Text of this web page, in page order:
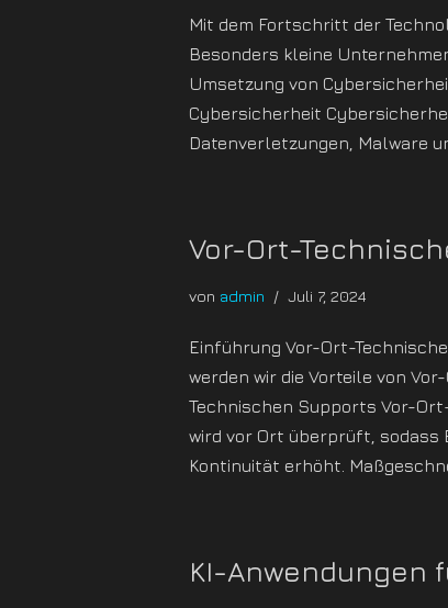
Mit dem Fortschritt der
Besonders kleine
Umsetzung von
Cybersicherheit
Datenverletzungen, Malware
Vor-Ort-
von admin Juli 7, 2024
Einführung Vor-Ort-
werden wir die Vorteile von
Technischen Supports Vor-
wird vor Ort überprüft, sodass
Kontinuität erhöht.
KI-Anwendungen